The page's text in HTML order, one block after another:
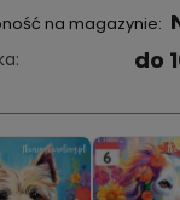
na magazynie:
do